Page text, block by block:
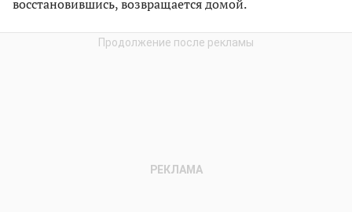
восстановившись, возвращается домой.